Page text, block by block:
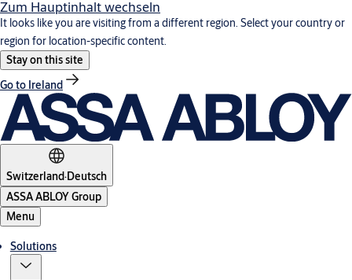
Zum Hauptinhalt wechseln
It looks like you are visiting from a different region. Select your country or
region for location-specific content.
Stay on this site
Go to Ireland
Switzerland·Deutsch
ASSA ABLOY Group
Menu
Solutions